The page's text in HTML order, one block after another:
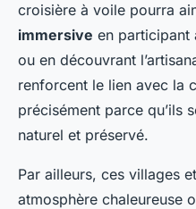
croisière à voile pourra
immersive en participant
ou en découvrant
renforcent le lien avec la
précisément parce qu’ils
naturel et préservé.
Par ailleurs, ces villages
atmosphère chaleureuse